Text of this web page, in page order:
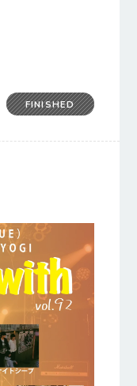
FINISHED